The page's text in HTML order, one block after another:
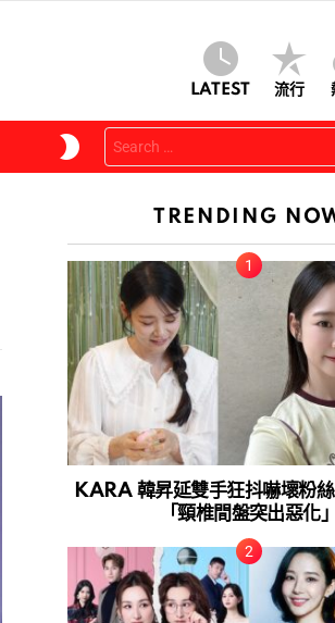
LATEST 流行
SKIN
Search
for:
TRENDING
KARA 韓昇延雙手狂抖嚇壞粉
「頸椎間盤突出惡化」